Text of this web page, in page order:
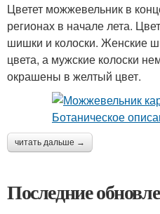
Цветет можжевельник в
регионах в начале лета.
шишки и колоски. Женские
цвета, а мужские колоски
окрашены в желтый цвет.
читать дальше →
Последние